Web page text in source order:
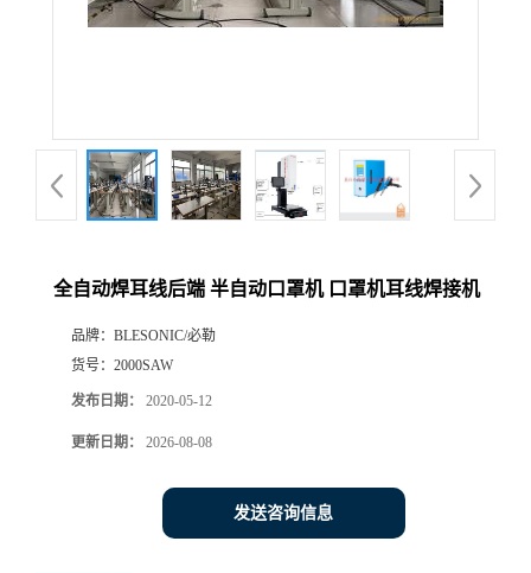
全自动焊耳线后端 半自动口罩机 口罩机耳线焊接机
品牌： BLESONIC/必勒
货号： 2000SAW
发布日期： 2020-05-12
更新日期： 2026-08-08
发送咨询信息